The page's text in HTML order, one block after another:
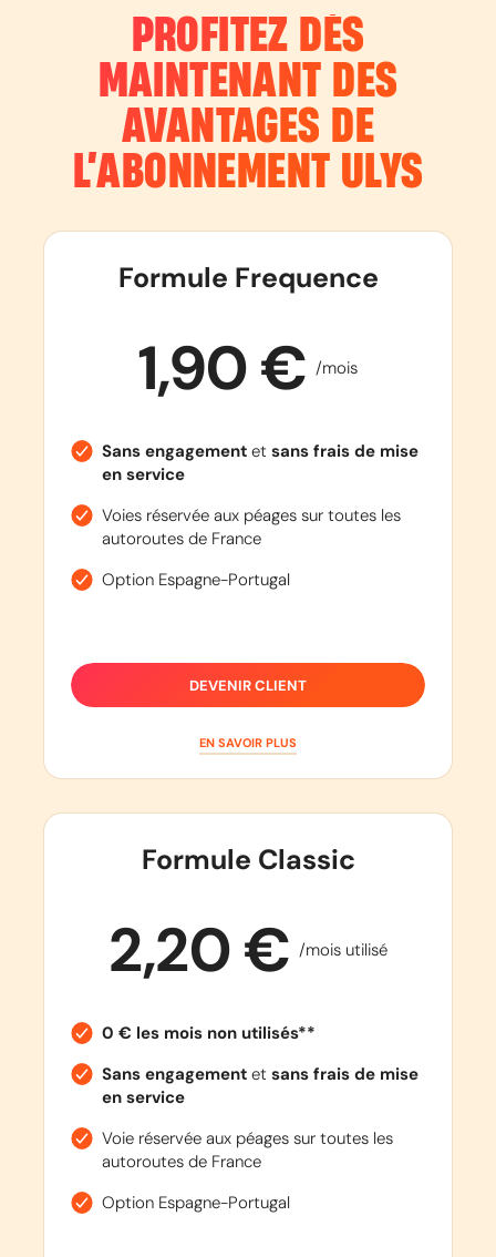
PROFITEZ DÈS
MAINTENANT DES
AVANTAGES DE
L’ABONNEMENT ULYS
Formule Frequence
1,90 € /mois
Sans engagementet sans frais de mise
en service
Voies réservée aux péages sur toutes les
autoroutes de France
Option Espagne-Portugal
DEVENIR CLIENT
EN SAVOIR PLUS
Formule Classic
2,20 € /mois utilisé
0 € les mois non utilisés**
Sans engagementet sans frais de mise
en service
Voie réservée aux péages sur toutes les
autoroutes de France
Option Espagne-Portugal